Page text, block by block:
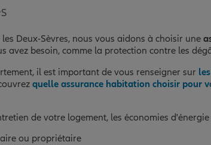
Deux-Sèvres, nous vous aidons à choisir une
besoin, comme la protection contre les
il est important de vous renseigner sur
quelle assurance habitation choisir pour
de votre logement, les économies
ou propriétaire